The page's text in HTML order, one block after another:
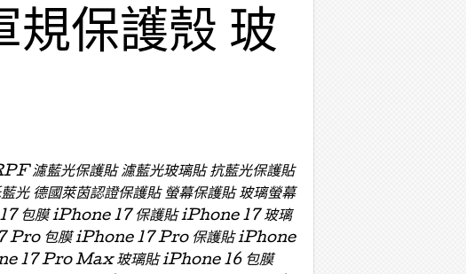
規保護殼 玻
濾藍光保護貼 濾藍光玻璃貼 抗藍光保護貼
光 德國萊茵認證保護貼 螢幕保護貼 玻璃螢幕
17 包膜 iPhone 17 保護貼 iPhone 17 玻璃
包膜 iPhone 17 Pro 保護貼 iPhone
17 Pro Max 玻璃貼 iPhone 16 包膜